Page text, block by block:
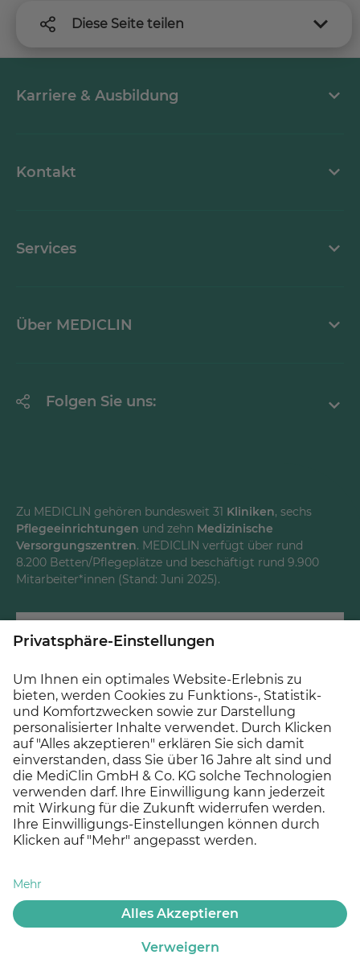
Diese Seite teilen
Karriere & Ausbildung
Kontakt
Services
Über MEDICLIN
Folgen Sie uns:
Youtube
LinkedInd
Zu MEDICLIN gehören bundesweit 31 Kliniken, sechs
Pflegeeinrichtungen und zehn Medizinische
Versorgungszentren. MEDICLIN verfügt über rund
8.200 Betten/Pflegeplätze und beschäftigt rund 9.900
Mitarbeiter*innen (Stand: Juni 2025).
© 2026 MEDICLIN AG, Offenburg - Ein Unternehmen der
Asklepios Gruppe
Datenschutz